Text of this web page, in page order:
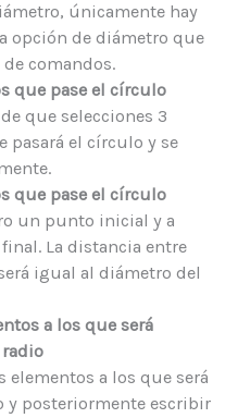
únicamente hay
opción de diámetro que
comandos.
que pase el círculo
que selecciones 3
pasará el círculo y se
que pase el círculo
un punto inicial y a
La distancia entre
igual al diámetro del
a los que será
elementos a los que será
y posteriormente escribir